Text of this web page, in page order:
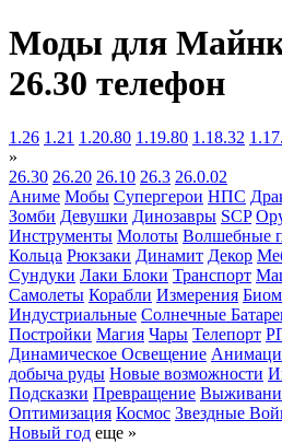
Моды для
26.30 телефон
1.26 1.21 1.20.80 1.19.80 1.18.32
»
26.30 26.20 26.10 26.3 26.0.02
Аниме Мобы Супергерои НПС
Зомби Девушки Динозавры SCP
Инструменты Молоты Волшебные
Кольца Рюкзаки Динамит Декор
Сундуки Лаки Блоки Транспорт
Самолеты Корабли Измерения
Индустриальные Солнечные
Постройки Магия Чары Телепорт
Динамическое Освещение
добыча руды Новые возможности
Подсказки Превращение
Оптимизация Космос Звездные
Новый год еще »